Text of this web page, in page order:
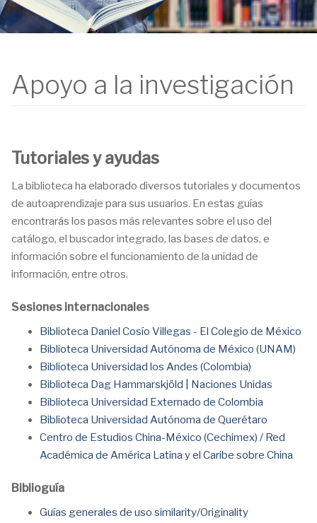
Apoyo a la investigación
Tutoriales y ayudas
La biblioteca ha elaborado diversos tutoriales y documentos
de autoaprendizaje para sus usuarios. En estas guías
encontrarás los pasos más relevantes sobre el uso del
catálogo, el buscador integrado, las bases de datos, e
información sobre el funcionamiento de la unidad de
información, entre otros.
Sesiones internacionales
Biblioteca Daniel Cosío Villegas - El Colegio de México
Biblioteca Universidad Autónoma de México (UNAM)
Biblioteca Universidad los Andes (Colombia)
Biblioteca Dag Hammarskjöld | Naciones Unidas
Biblioteca Universidad Externado de Colombia
Biblioteca Universidad Autónoma de Querétaro
Centro de Estudios China-México (Cechimex) / Red
Académica de América Latina y el Caribe sobre China
Biblioguía
Guías generales de uso similarity/Originality